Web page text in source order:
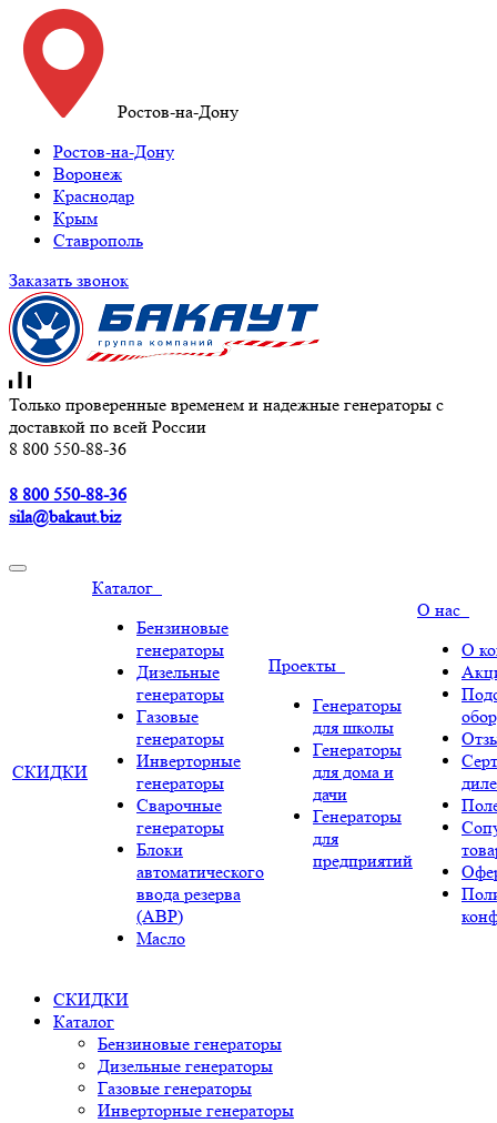
Ростов-на-Дону
Ростов-на-Дону
Воронеж
Краснодар
Крым
Ставрополь
Заказать звонок
Только проверенные временем и надежные генераторы с
доставкой по всей России
8 800 550-88-36
8 800 550-88-36
sila@bakaut.biz
СКИДКИ
Каталог
Бензиновые
генераторы
Дизельные
генераторы
Газовые
генераторы
Инверторные
генераторы
Сварочные
генераторы
Блоки
автоматического
ввода резерва
(АВР)
Масло
Проекты
Генераторы
для школы
Генераторы
для дома и
дачи
Генераторы
для
предприятий
О нас
О
СКИДКИ
Каталог
Бензиновые генераторы
Дизельные генераторы
Газовые генераторы
Инверторные генераторы